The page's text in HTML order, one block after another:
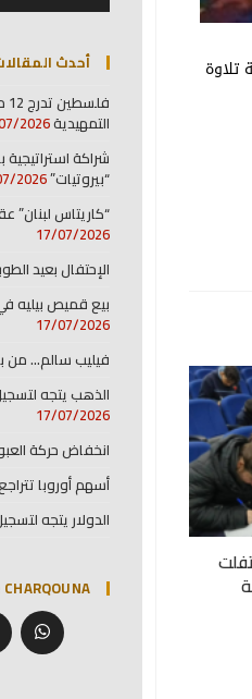
تلاوة
أحدث
التمهيدية2026
“بيروتيات”2026
“كاريتاس لبنان”
17/07/2026
الإحتفال بعيد
بيع قميص بيليه في
17/07/2026
فيليب سالم… من
الذهب يتجه
17/07/2026
انخفاض حركة
أسهم أوروبا
الدولار يتجه